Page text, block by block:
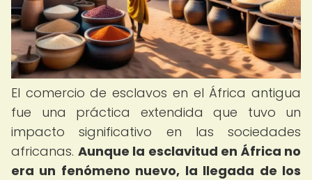
El comercio de esclavos en el África antigua
fue una práctica extendida que tuvo un
impacto significativo en las sociedades
africanas. Aunque la esclavitud en África no
era un fenómeno nuevo, la llegada de los